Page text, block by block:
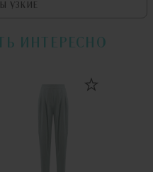
УЗКИЕ
ИНТЕРЕСНО